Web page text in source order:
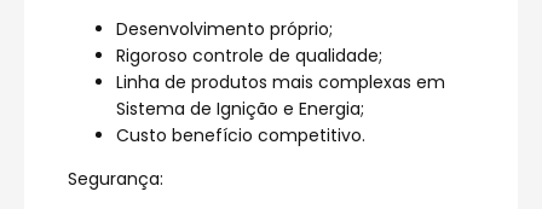
Desenvolvimento próprio;
Rigoroso controle de qualidade;
Linha de produtos mais complexas em
Sistema de Ignição e Energia;
Custo benefício competitivo.
Segurança: